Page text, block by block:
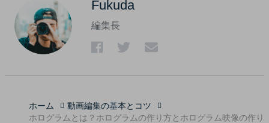
Fukuda
編集長
ホーム
動画編集の基本とコツ
ホログラムとは？ホログラムの作り方とホログラム映像の作り